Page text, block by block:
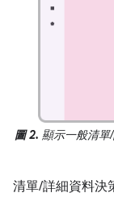
圖 2. 顯示一般清單
清單/詳細資料決